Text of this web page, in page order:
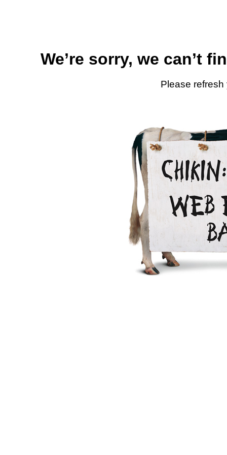
We’re sorry, we can’t
Please refresh